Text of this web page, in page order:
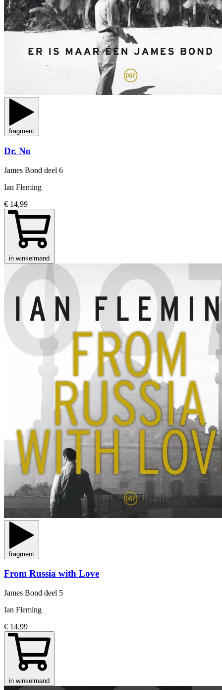
fragment
Dr. No
James Bond deel 6
Ian Fleming
€ 14,99
in winkelmand
fragment
From Russia with Love
James Bond deel 5
Ian Fleming
€ 14,99
in winkelmand